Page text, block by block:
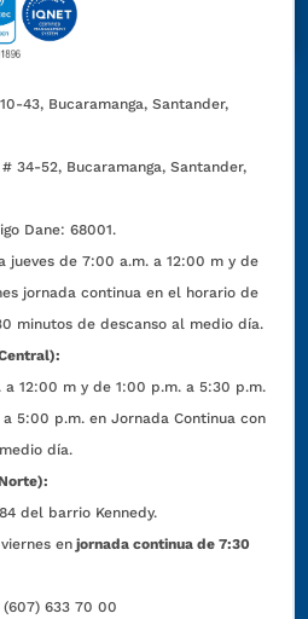
43, Bucaramanga, Santander,
# 34-52, Bucaramanga, Santander,
Dane: 68001.
jueves de 7:00 a.m. a 12:00 m y de
jornada continua en el horario de
minutos de descanso al medio día.
12:00 m y de 1:00 p.m. a 5:30 p.m.
p.m. en Jornada Continua con
día.
del barrio Kennedy.
en jornada continua de 7:30
(607) 633 70 00